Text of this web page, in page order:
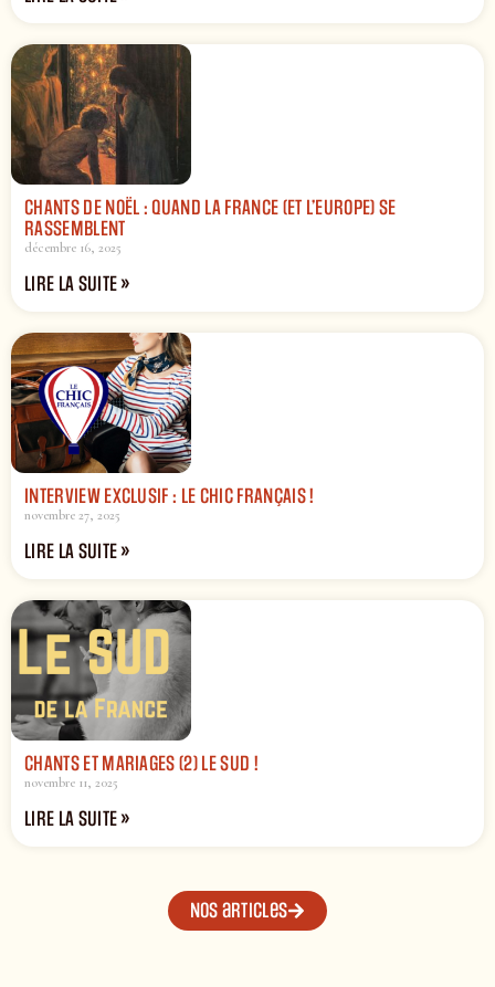
CHANTS DE NOËL : QUAND LA FRANCE (ET L’EUROPE) SE
RASSEMBLENT
décembre 16, 2025
LIRE LA SUITE »
INTERVIEW EXCLUSIF : LE CHIC FRANÇAIS !
novembre 27, 2025
LIRE LA SUITE »
CHANTS ET MARIAGES (2) LE SUD !
novembre 11, 2025
LIRE LA SUITE »
Nos articles